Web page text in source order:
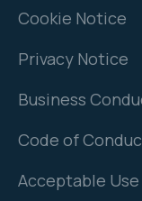
Cookie Notice
Privacy Notice
Business
Code of
Acceptable